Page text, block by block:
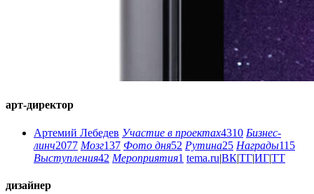
арт-директор
Артемий Лебедев Участие в проектах4310 Бизнес-
линч2077 Мозг137 Фото дня52 Рутина25 Награды115
Выступления42 Мероприятия1 tema.ru|ВК|ТГ|ИГ|ТТ
дизайнер